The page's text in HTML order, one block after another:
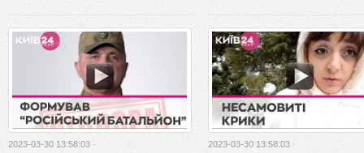
2023-03-30 13:58:03 ·
2023-03-30 13:58:03 ·